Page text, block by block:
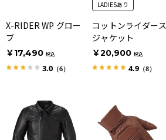
X-RIDER WP グロー
ブ
￥17,490 税込
3.0 （6）
LADIESあり
コットンライダース
ジャケット
￥20,900 税込
4.9 （8）